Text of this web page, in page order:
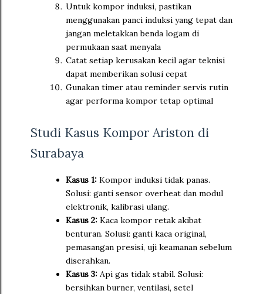
Untuk kompor induksi, pastikan
menggunakan panci induksi yang tepat dan
jangan meletakkan benda logam di
permukaan saat menyala
Catat setiap kerusakan kecil agar teknisi
dapat memberikan solusi cepat
Gunakan timer atau reminder servis rutin
agar performa kompor tetap optimal
Studi Kasus Kompor Ariston di
Surabaya
Kasus 1: Kompor induksi tidak panas.
Solusi: ganti sensor overheat dan modul
elektronik, kalibrasi ulang.
Kasus 2: Kaca kompor retak akibat
benturan. Solusi: ganti kaca original,
pemasangan presisi, uji keamanan sebelum
diserahkan.
Kasus 3: Api gas tidak stabil. Solusi:
bersihkan burner, ventilasi, setel